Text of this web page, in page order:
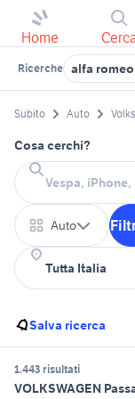
Home
Ricerche alfa
Subito Auto
Cosa cerchi?
Auto
Salva ricerca
1.443 risultati
VOLKSWAGEN